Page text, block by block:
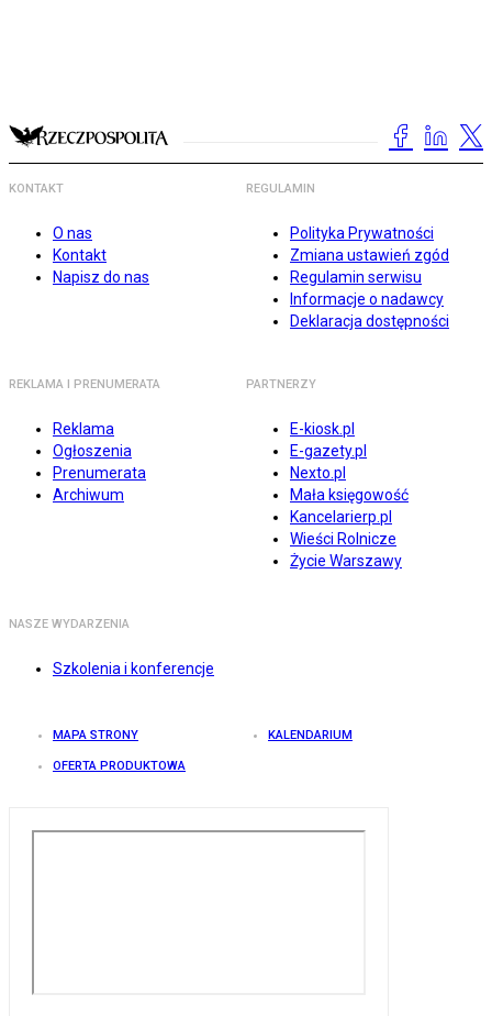
KONTAKT
O nas
Kontakt
Napisz do nas
REGULAMIN
Polityka Prywatności
Zmiana ustawień zgód
Regulamin serwisu
Informacje o nadawcy
Deklaracja dostępności
REKLAMA I PRENUMERATA
Reklama
Ogłoszenia
Prenumerata
Archiwum
PARTNERZY
E-kiosk.pl
E-gazety.pl
Nexto.pl
Mała księgowość
Kancelarierp.pl
Wieści Rolnicze
Życie Warszawy
NASZE WYDARZENIA
Szkolenia i konferencje
MAPA STRONY KALENDARIUM
OFERTA PRODUKTOWA